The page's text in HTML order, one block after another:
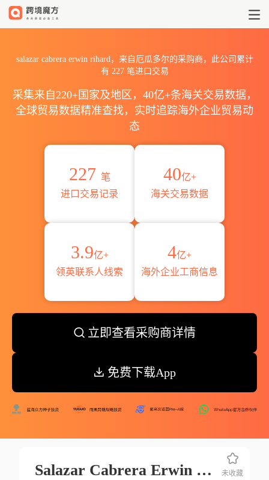
salazar cabrera erwin rihard，来自厄瓜多尔的采购商，此公司累计
有 227笔进口交易
采集来自220+国家及地区，40亿+条海关交易数据，
全球贸易数据精准查找，实时追踪海外企业贸易动
态
227 笔
进口交易记录
40亿+
海关交易数据
3.9亿+
领英联系人线索
4亿+
海外企业工商信息
立即查看采购商详情
免费下载App
Salazar Cabrera Erwin Rihard 未收藏